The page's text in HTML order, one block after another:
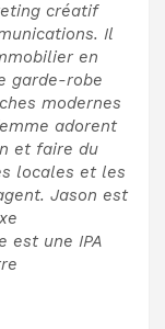
créatif
Il
en
garde-robe
modernes
adorent
et faire du
locales et les
Jason est
est une IPA